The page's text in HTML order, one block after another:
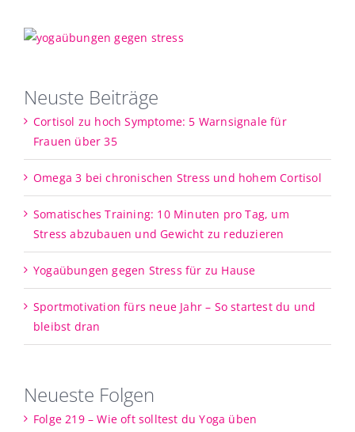
Neuste Beiträge
Cortisol zu hoch Symptome: 5 Warnsignale für
Frauen über 35
Omega 3 bei chronischen Stress und hohem Cortisol
Somatisches Training: 10 Minuten pro Tag, um
Stress abzubauen und Gewicht zu reduzieren
Yogaübungen gegen Stress für zu Hause
Sportmotivation fürs neue Jahr – So startest du und
bleibst dran
Neueste Folgen
Folge 219 – Wie oft solltest du Yoga üben